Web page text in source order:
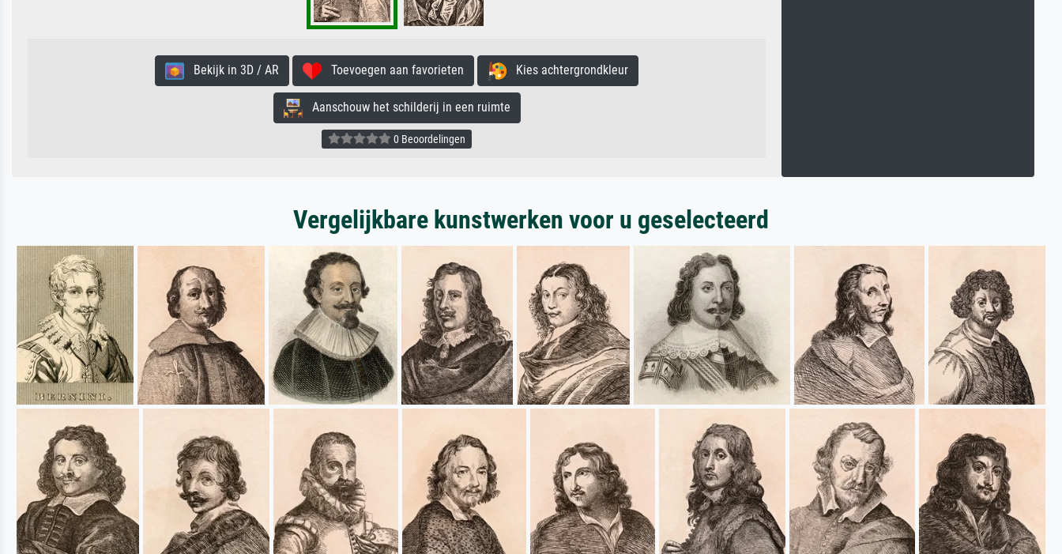
Bekijk in 3D / AR Toevoegen aan favorieten Kies achtergrondkleur
Aanschouw het schilderij in een ruimte
0 Beoordelingen
Vergelijkbare kunstwerken voor u geselecteerd